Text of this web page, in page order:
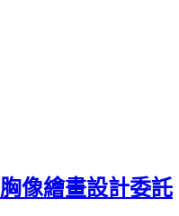
胸像繪畫設計委託